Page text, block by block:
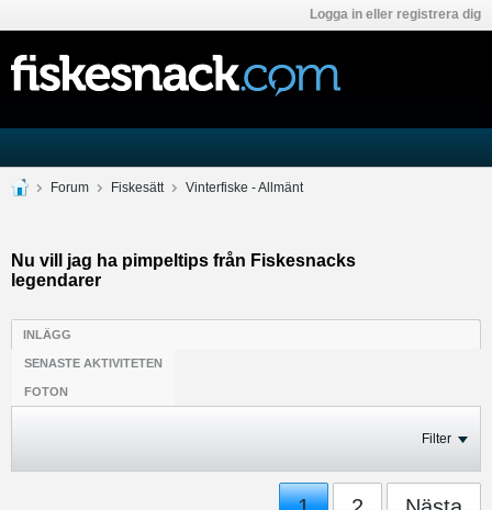
Logga in eller registrera dig
Forum Fiskesätt Vinterfiske - Allmänt
Nu vill jag ha pimpeltips från Fiskesnacks
legendarer
INLÄGG
SENASTE AKTIVITETEN
FOTON
Filter